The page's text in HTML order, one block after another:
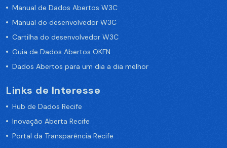
Manual de Dados Abertos W3C
Manual do desenvolvedor W3C
Cartilha do desenvolvedor W3C
Guia de Dados Abertos OKFN
Dados Abertos para um dia a dia melhor
Links de Interesse
Hub de Dados Recife
Inovação Aberta Recife
Portal da Transparência Recife